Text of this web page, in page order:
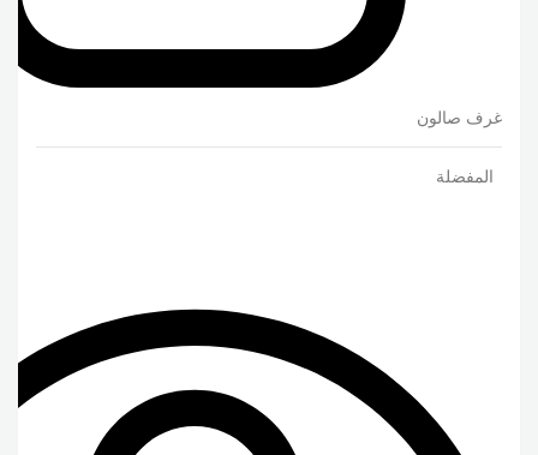
غرف صالون
المفضلة